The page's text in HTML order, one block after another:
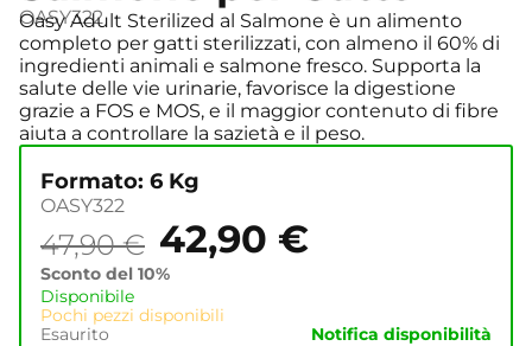
OASY322
Oasy Adult Sterilized al Salmone è un alimento
completo per gatti sterilizzati, con almeno il 60% di
ingredienti animali e salmone fresco. Supporta la
salute delle vie urinarie, favorisce la digestione
grazie a FOS e MOS, e il maggior contenuto di fibre
aiuta a controllare la sazietà e il peso.
Formato: 6 Kg
OASY322
47,90€ 42,90 €
Sconto del 10%
Disponibile
Pochi pezzi disponibili
Esaurito
Notifica disponibilità